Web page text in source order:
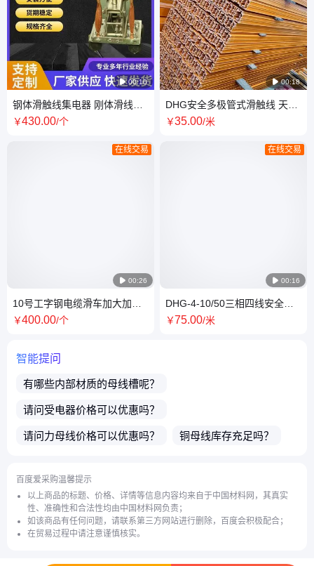
 00:10
钢体滑触线集电器 刚体滑线铜
碳刷片 受电器厂家直供
￥430.00/个
 00:26
在线交易
10号工字钢电缆滑车加大加厚
规格多样可定制 经久耐用 厂家
￥400.00/个
 00:18
DHG安全多极管式滑触线 天车
龙门吊供电多级滑线导轨 防尘
￥35.00/米
 00:16
在线交易
DHG-4-10/50三相四线安全滑
触线（室外）铝合金外壳多级
￥75.00/米
智能提问
有哪些内部材质的母线槽呢？
请问受电器价格可以优惠吗？
请问力母线价格可以优惠吗？ 铜母线库存充足吗？
滑触线的电压可以定制吗？
介绍下分线箱的额定电流？
百度爱采购温馨提示
以上商品的标题、价格、详情等信息内容均来自于中国材料网，其真实
性、准确性和合法性均由中国材料网负责；
如该商品有任何问题，请联系第三方网站进行删除，百度会积极配合；
在贸易过程中请注意谨慎核实。